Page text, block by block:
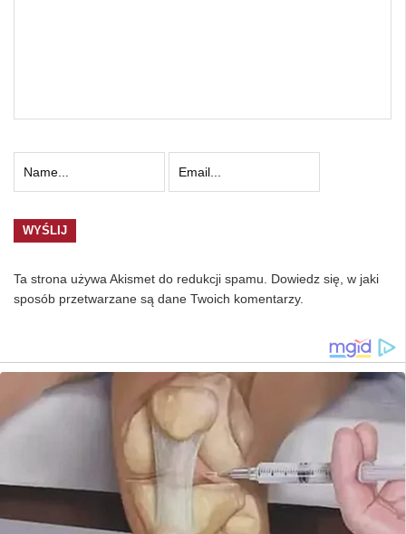
Ta strona używa Akismet do redukcji spamu. Dowiedz się, w jaki
sposób przetwarzane są dane Twoich komentarzy.